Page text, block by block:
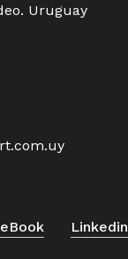
Uruguay
Linkedin